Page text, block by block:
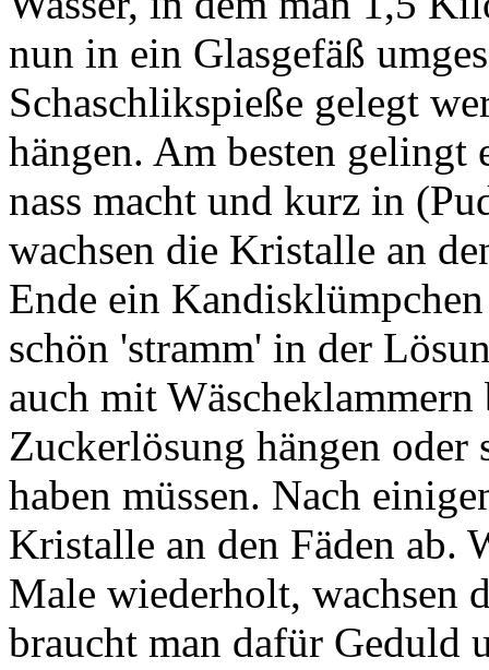
nun in ein Glasgefäß
Schaschlikspieße gelegt
hängen. Am besten gelingt
nass macht und kurz in
wachsen die Kristalle an
Ende ein
schön 'stramm' in der
auch mit
Zuckerlösung hängen oder
haben müssen. Nach
Kristalle an den Fäden ab.
Male wiederholt, wachsen
braucht man dafür